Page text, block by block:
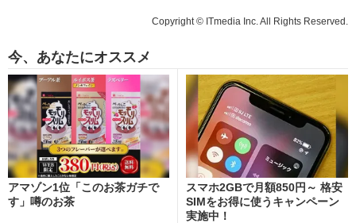
Copyright © ITmedia Inc. All Rights Reserved.
今、あなたにオススメ
アマゾン1位「このお茶ガチで
す」噂のお茶
スマホ2GBで月額850円～ 格安
SIMをお得に使うキャンペーン
実施中！